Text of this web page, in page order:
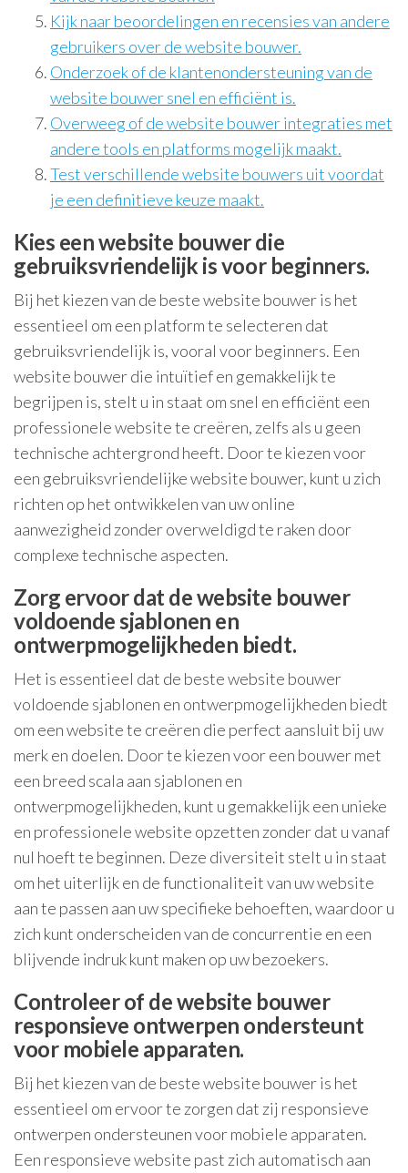
Kijk naar beoordelingen en recensies van andere
gebruikers over de website bouwer.
Onderzoek of de klantenondersteuning van de
website bouwer snel en efficiënt is.
Overweeg of de website bouwer integraties met
andere tools en platforms mogelijk maakt.
Test verschillende website bouwers uit voordat
je een definitieve keuze maakt.
Kies een website bouwer die
gebruiksvriendelijk is voor beginners.
Bij het kiezen van de beste website bouwer is het
essentieel om een platform te selecteren dat
gebruiksvriendelijk is, vooral voor beginners. Een
website bouwer die intuïtief en gemakkelijk te
begrijpen is, stelt u in staat om snel en efficiënt een
professionele website te creëren, zelfs als u geen
technische achtergrond heeft. Door te kiezen voor
een gebruiksvriendelijke website bouwer, kunt u zich
richten op het ontwikkelen van uw online
aanwezigheid zonder overweldigd te raken door
complexe technische aspecten.
Zorg ervoor dat de website bouwer
voldoende sjablonen en
ontwerpmogelijkheden biedt.
Het is essentieel dat de beste website bouwer
voldoende sjablonen en ontwerpmogelijkheden biedt
om een website te creëren die perfect aansluit bij uw
merk en doelen. Door te kiezen voor een bouwer met
een breed scala aan sjablonen en
ontwerpmogelijkheden, kunt u gemakkelijk een unieke
en professionele website opzetten zonder dat u vanaf
nul hoeft te beginnen. Deze diversiteit stelt u in staat
om het uiterlijk en de functionaliteit van uw website
aan te passen aan uw specifieke behoeften, waardoor u
zich kunt onderscheiden van de concurrentie en een
blijvende indruk kunt maken op uw bezoekers.
Controleer of de website bouwer
responsieve ontwerpen ondersteunt
voor mobiele apparaten.
Bij het kiezen van de beste website bouwer is het
essentieel om ervoor te zorgen dat zij responsieve
ontwerpen ondersteunen voor mobiele apparaten.
Een responsieve website past zich automatisch aan